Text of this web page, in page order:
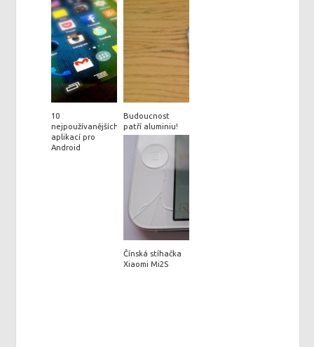
10
nejpoužívanějších
aplikací pro
Android
Budoucnost
patří aluminiu!
Čínská stíhačka
Xiaomi Mi2S